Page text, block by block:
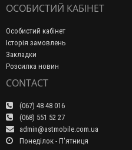
ОСОБИСТИЙ КАБІНЕТ
Особистий кабінет
Історія замовлень
Закладки
Розсилка новин
CONTACT
(067) 48 48 016
(068) 551 52 27
admin@astmobile.com.ua
Понеділок - П'ятниця